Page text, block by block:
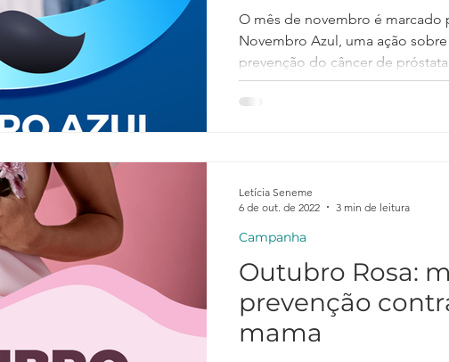
O mês de novembro é marcado
Novembro Azul, uma ação
prevenção do câncer de
Outubro Rosa:
prevenção
mama
Campanha
Letícia Seneme
6 de out. de 2022
3 min de leitura